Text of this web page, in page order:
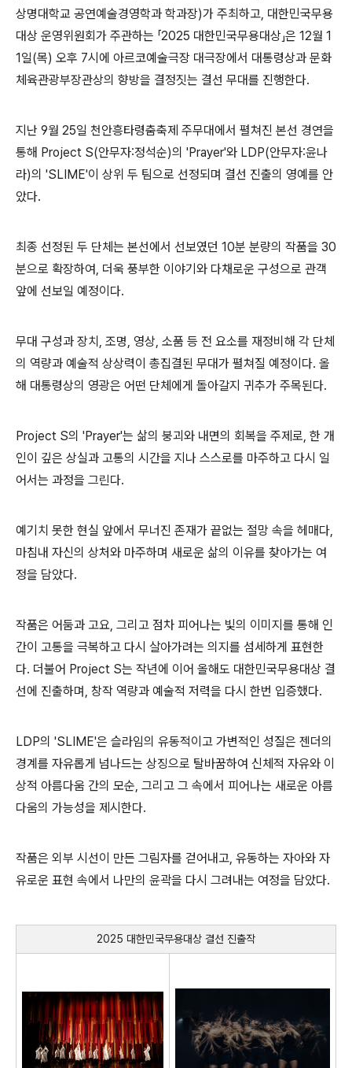
상명대학교 공연예술경영학과 학과장)가 주최하고, 대한민국무용
대상 운영위원회가 주관하는 「2025 대한민국무용대상」은 12월 1
1일(목) 오후 7시에 아르코예술극장 대극장에서 대통령상과 문화
체육관광부장관상의 향방을 결정짓는 결선 무대를 진행한다.
지난 9월 25일 천안흥타령춤축제 주무대에서 펼쳐진 본선 경연을
통해 Project S(안무자:정석순)의 'Prayer'와 LDP(안무자:윤나
라)의 'SLIME'이 상위 두 팀으로 선정되며 결선 진출의 영예를 안
았다.
최종 선정된 두 단체는 본선에서 선보였던 10분 분량의 작품을 30
분으로 확장하여, 더욱 풍부한 이야기와 다채로운 구성으로 관객
앞에 선보일 예정이다.
무대 구성과 장치 , 조명, 영상, 소품 등 전 요소를 재정비해 각 단체
의 역량과 예술적 상상력이 총집결된 무대가 펼쳐질 예정이다. 올
해 대통령상의 영광은 어떤 단체에게 돌아갈지 귀추가 주목된다.
Project S의 'Prayer'는 삶의 붕괴와 내면의 회복을 주제로, 한 개
인이 깊은 상실과 고통의 시간을 지나 스스로를 마주하고 다시 일
어서는 과정을 그린다.
예기치 못한 현실 앞에서 무너진 존재가 끝없는 절망 속을 헤매다,
마침내 자신의 상처와 마주하며 새로운 삶의 이유를 찾아가는 여
정을 담았다.
작품은 어둠과 고요, 그리고 점차 피어나는 빛의 이미지를 통해 인
간이 고통을 극복하고 다시 살아가려는 의지를 섬세하게 표현한
다. 더불어 Project S는 작년에 이어 올해도 대한민국무용대상 결
선에 진출하며, 창작 역량과 예술적 저력을 다시 한번 입증했다.
LDP의 'SLIME'은 슬라임의 유동적이고 가변적인 성질은 젠더의
경계를 자유롭게 넘나드는 상징으로 탈바꿈하여 신체적 자유와 이
상적 아름다움 간의 모순, 그리고 그 속에서 피어나는 새로운 아름
다움의 가능성을 제시한다.
작품은 외부 시선이 만든 그림자를 걷어내고, 유동하는 자아와 자
유로운 표현 속에서 나만의 윤곽을 다시 그려내는 여정을 담았다.
2025 대한민국무용대상 결선 진출작